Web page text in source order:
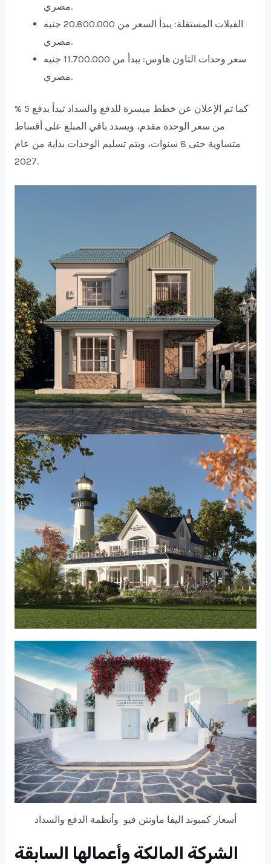
مصري.
الفيلات المستقلة: يبدأ السعر من 20.800.000 جنيه
مصري.
سعر وحدات التاون هاوس: يبدأ من 11.700.000 جنيه
مصري.
كما تم الإعلان عن خطط ميسرة للدفع والسداد تبدأ بدفع 5 %
من سعر الوحدة مقدم، ويسدد باقي المبلغ على أقساط
متساوية حتى 8 سنوات، ويتم تسليم الوحدات بداية من عام
2027.
أسعار كمبوند اليفا ماونتن فيو وأنظمة الدفع والسداد
الشركة المالكة وأعمالها السابقة